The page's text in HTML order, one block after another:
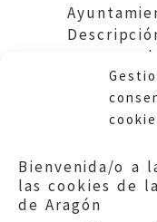
Bienvenida/o a
las cookies de
de Aragón
que se
un